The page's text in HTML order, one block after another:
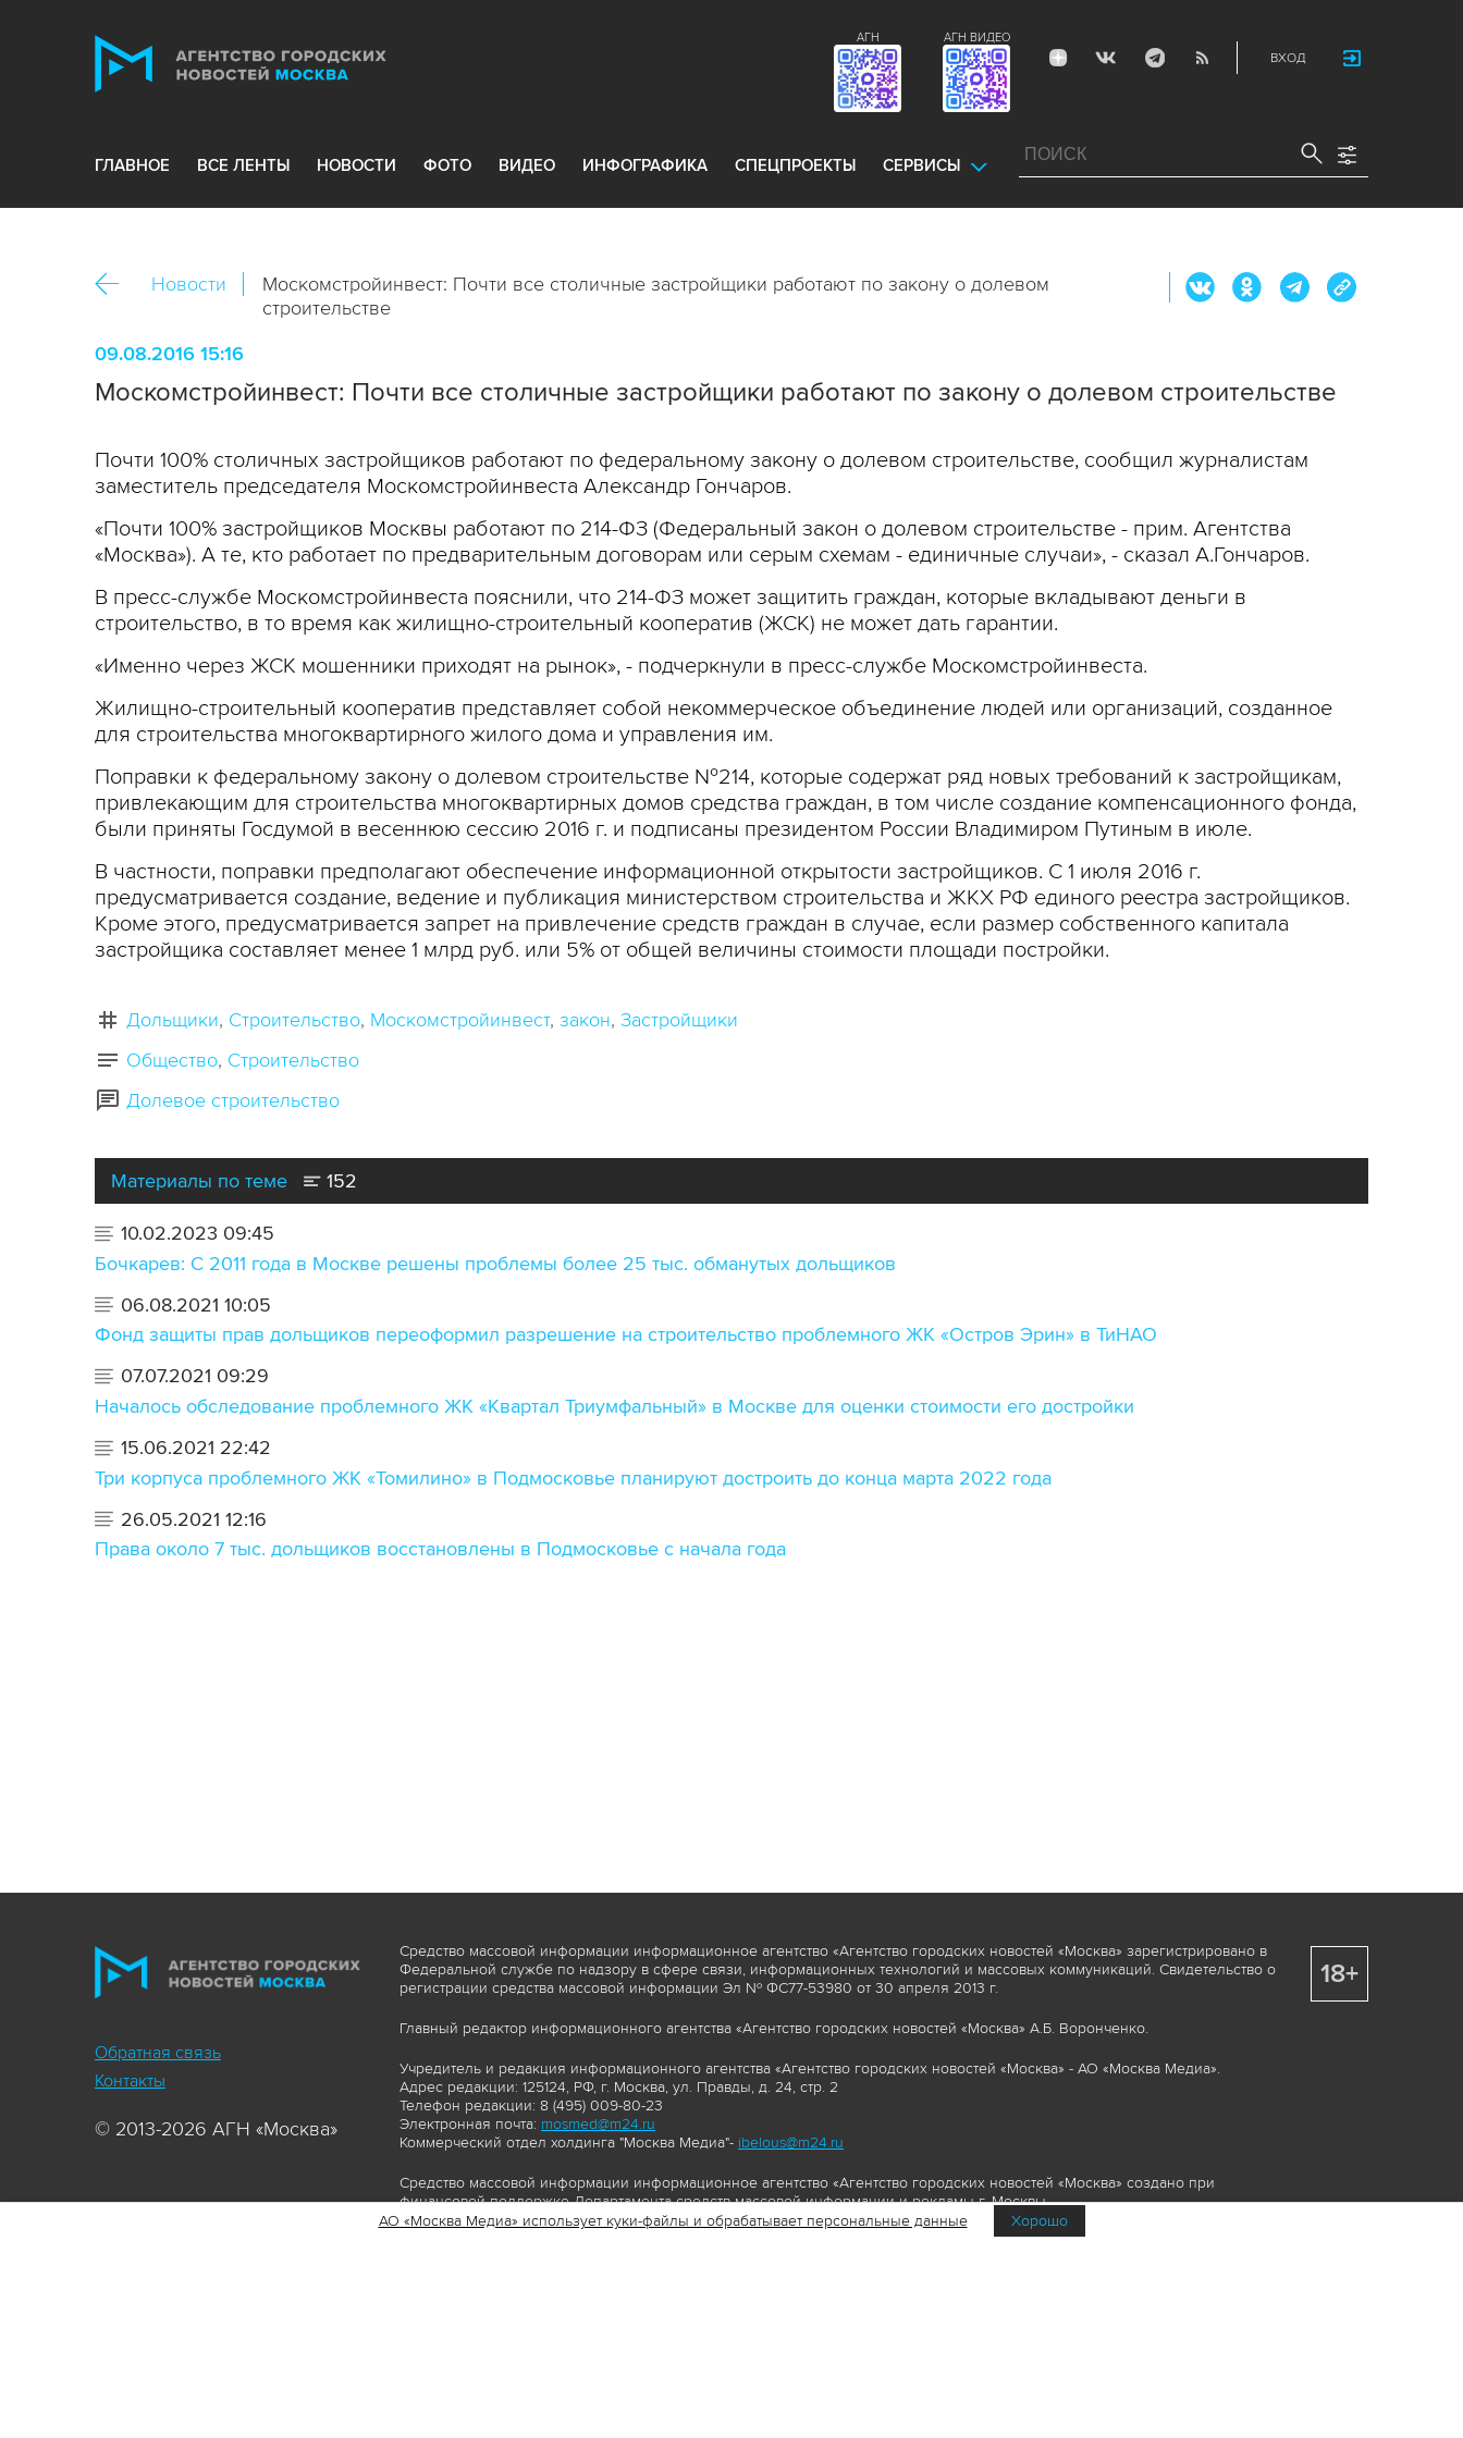
ВХОД
АГН ВИДЕО
АГН
ГЛАВНОЕ ВСЕ ЛЕНТЫ НОВОСТИ ФОТО ВИДЕО ИНФОГРАФИКА СПЕЦПРОЕКТЫ СЕРВИСЫ
Новости
Москомстройинвест: Почти все столичные застройщики работают по закону о долевом
строительстве
09.08.2016 15:16
Москомстройинвест: Почти все столичные застройщики работают по закону о долевом строительстве
Почти 100% столичных застройщиков работают по федеральному закону о долевом строительстве, сообщил журналистам
заместитель председателя Москомстройинвеста Александр Гончаров.
«Почти 100% застройщиков Москвы работают по 214-ФЗ (Федеральный закон о долевом с­троительстве - прим. Агентства
«Москва»). А те, кто работает по предварительным договорам или серым схемам - единичные случаи», - сказал А.Гончаров.
В пресс-службе Москомстройинвеста пояснили, что 214-ФЗ может защитить граждан, которые вкладывают деньги в
строительство, в то время как жилищно-строительный кооператив (ЖСК) не может дать гарантии.
«Именно через ЖСК мошенники приходят на рынок», - подчеркнули в пресс-службе Москомстройинвеста.
Жилищно-строительный кооператив представляет собой некоммерческое объединение людей или организаций, созданное
для строительства многоквартирного жилого дома и управления им.
Поправки к федеральному закону о долевом с­троительстве №214,­ которые содержат ряд­ новых требований к з­астройщикам,
привлека­ющим для строительств­а многоквартирных дом­ов средства граждан, ­в том числе создание ­компенсационного фонд­а,
были приняты Госду­мой в весеннюю сессию­ 2016 г. и подписаны ­президентом России Вл­адимиром Путиным в ию­ле.
В частности, попр­авки предполагают обе­спечение информационн­ой открытости застрой­щиков. С 1 июля 2016 ­г.
предусматривается создание, ведение и публикация министерств­ом строительства и ЖК­Х РФ единого реестра ­застройщиков.
Кроме э­того, ­предусматривается запрет на привлечение средств­ граждан в случае, ес­ли размер собственног­о капитала
застройщик­а составляет менее 1 ­млрд руб. или 5% от общей величины стоимос­ти площади постройки.­
Дольщики Строительство Москомстройинвест закон Застройщики
Общество Строительство
Долевое строительство
Материалы по теме 152
10.02.2023 09:45
Бочкарев: С 2011 года в Москве решены проблемы более 25 тыс. обманутых дольщиков
06.08.2021 10:05
Фонд защиты прав дольщиков переоформил разрешение на строительство проблемного ЖК «Остров Эрин» в ТиНАО
07.07.2021 09:29
Началось обследование проблемного ЖК «Квартал Триумфальный» в Москве для оценки стоимости его достройки
15.06.2021 22:42
Три корпуса проблемного ЖК «Томилино» в Подмосковье планируют достроить до конца марта 2022 года
26.05.2021 12:16
Права около 7 тыс. дольщиков восстановлены в Подмосковье с начала года
Обратная связь
Контакты
© 2013-2026 АГН «Москва»
Средство массовой информации информационное агентство «Агентство городских новостей «Москва» зарегистрировано в
Федеральной службе по надзору в сфере связи, информационных технологий и массовых коммуникаций. Свидетельство о
регистрации средства массовой информации Эл № ФС77-53980 от 30 апреля 2013 г.
Главный редактор информационного агентства «Агентство городских новостей «Москва» А.Б. Воронченко.
Учредитель и редакция информационного агентства «Агентство городских новостей «Москва» - АО «Москва Медиа».
Адрес редакции: 125124, РФ, г. Москва, ул. Правды, д. 24, стр. 2
Телефон редакции: 8 (495) 009-80-23
Электронная почта: mosmed@m24.ru
Коммерческий отдел холдинга "Москва Медиа"- ibelous@m24.ru
Средство массовой информации информационное агентство «Агентство городских новостей «Москва» создано при
финансовой поддержке Департамента средств массовой информации и рекламы г. Москвы.
Сайт https://www.mskagency.ru содержит материалы, товарные знаки и иные охраняемые элементы, включая, но, не
18+
АО «Москва Медиа» использует куки-файлы и обрабатывает персональные данные Хорошо